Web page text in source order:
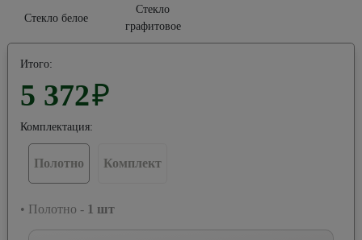
Стекло белое
Стекло
графитовое
Итого:
5 372₽
Комплектация:
Полотно Комплект
• Полотно - 1 шт